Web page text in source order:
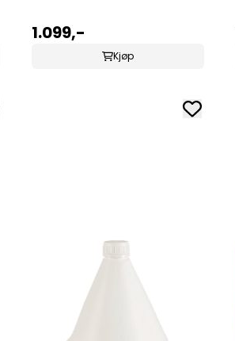
1.099,-
Kjøp